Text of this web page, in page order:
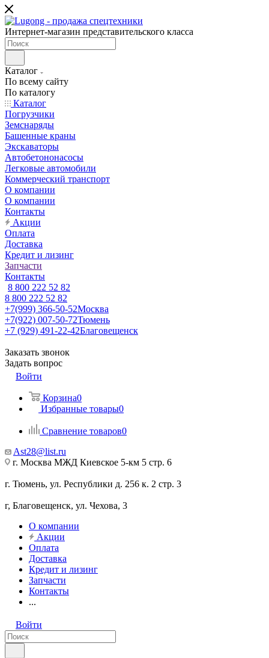
Интернет-магазин представительского класса
Каталог
По всему сайту
По каталогу
Каталог
Погрузчики
Земснаряды
Башенные краны
Экскаваторы
Автобетононасосы
Легковые автомобили
Коммерческий транспорт
О компании
О компании
Контакты
Акции
Оплата
Доставка
Кредит и лизинг
Запчасти
Контакты
8 800 222 52 82
8 800 222 52 82
+7(999) 366-50-52Москва
+7(922) 007-50-72Тюмень
+7 (929) 491-22-42Благовещенск
Заказать звонок
Задать вопрос
Войти
Корзина0
Избранные товары0
Сравнение товаров0
Ast28@list.ru
г. Москва МЖД Киевское 5-км 5 стр. 6
г. Тюмень, ул. Республики д. 256 к. 2 стр. 3
г, Благовещенск, ул. Чехова, 3
О компании
Акции
Оплата
Доставка
Кредит и лизинг
Запчасти
Контакты
...
Войти